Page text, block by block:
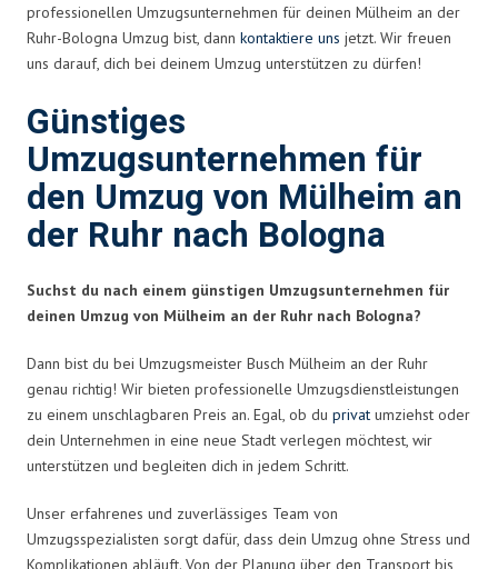
professionellen Umzugsunternehmen für deinen Mülheim an der
Ruhr-Bologna Umzug bist, dann kontaktiere uns jetzt. Wir freuen
uns darauf, dich bei deinem Umzug unterstützen zu dürfen!
Günstiges
Umzugsunternehmen für
den Umzug von Mülheim an
der Ruhr nach Bologna
Suchst du nach einem günstigen Umzugsunternehmen für
deinen Umzug von Mülheim an der Ruhr nach Bologna?
Dann bist du bei Umzugsmeister Busch Mülheim an der Ruhr
genau richtig! Wir bieten professionelle Umzugsdienstleistungen
zu einem unschlagbaren Preis an. Egal, ob du privat umziehst oder
dein Unternehmen in eine neue Stadt verlegen möchtest, wir
unterstützen und begleiten dich in jedem Schritt.
Unser erfahrenes und zuverlässiges Team von
Umzugsspezialisten sorgt dafür, dass dein Umzug ohne Stress und
Komplikationen abläuft. Von der Planung über den Transport bis